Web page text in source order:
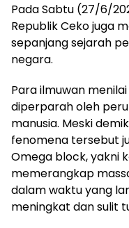
Pada Sabtu (27/6/
Republik Ceko juga
sepanjang sejarah
negara.
Para ilmuwan
diperparah oleh
manusia. Meski
fenomena tersebut
Omega block, yakni
memerangkap
dalam waktu yang
meningkat dan sulit